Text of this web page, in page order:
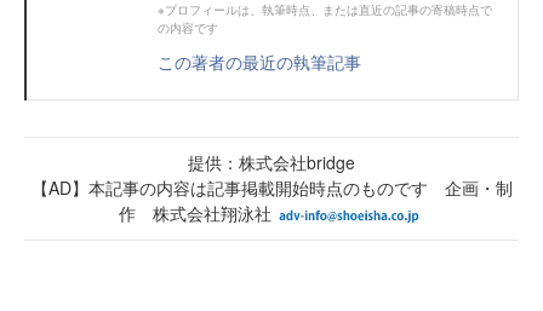
※プロフィールは、執筆時点、または直近の記事の寄稿時点で
の内容です
この著者の最近の執筆記事
提供：株式会社bridge
【AD】本記事の内容は記事掲載開始時点のものです 企画・制
作 株式会社翔泳社